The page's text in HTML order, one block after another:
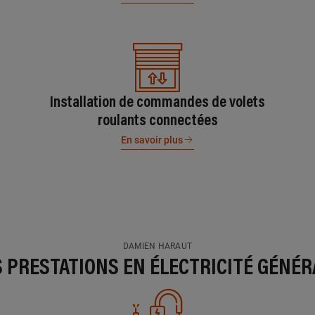
Installation de commandes de volets
roulants connectées
En savoir plus
DAMIEN HARAUT
PRESTATIONS EN ÉLECTRICITÉ